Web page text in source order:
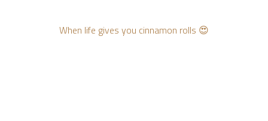
When life gives you cinnamon rolls 😍